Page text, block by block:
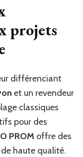
projets
différenciant
et un revendeur
classiques
pour des
PROM offre des
haute qualité.